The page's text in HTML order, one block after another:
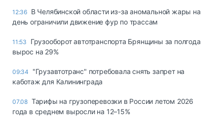
12:36 В Челябинской области из-за аномальной жары на
день ограничили движение фур по трассам
11:53
Грузооборот автотранспорта Брянщины за полгода
вырос на 29%
09:34
"Грузавтотранс" потребовала снять запрет на
каботаж для Калининграда
07.08 Тарифы на грузоперевозки в России летом 2026
года в среднем выросли на 12–15%